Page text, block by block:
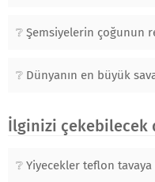
Şemsiyelerin çoğunun
Dünyanın en büyük
İlginizi çekebilecek
Yiyecekler teflon tavaya